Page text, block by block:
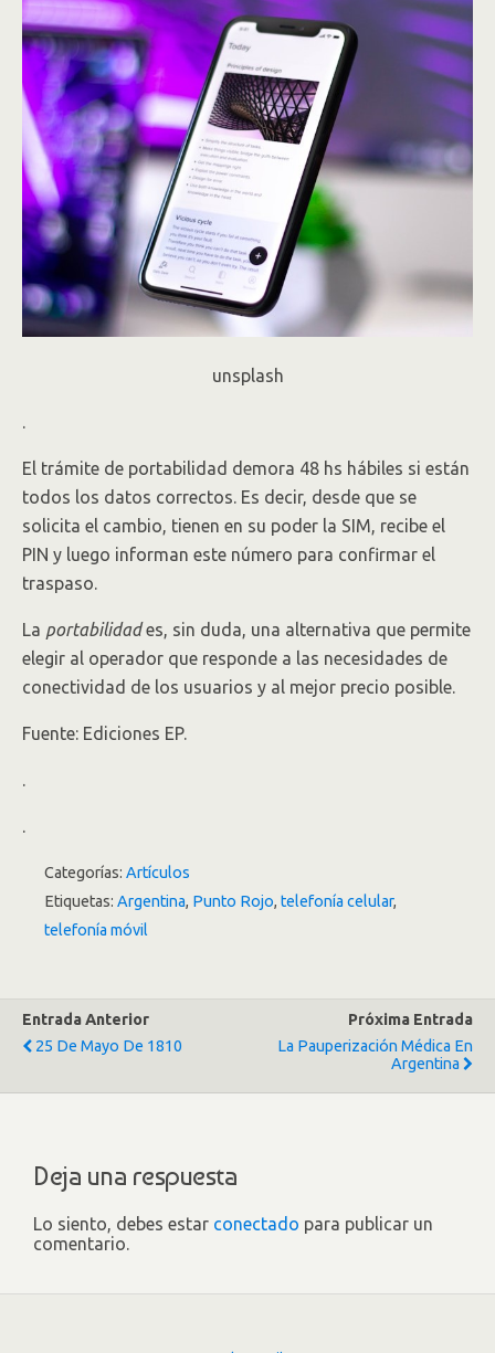
unsplash
.
El trámite de portabilidad demora 48 hs hábiles si están
todos los datos correctos. Es decir, desde que se
solicita el cambio, tienen en su poder la SIM, recibe el
PIN y luego informan este número para confirmar el
traspaso.
La portabilidades, sin duda, una alternativa que permite
elegir al operador que responde a las necesidades de
conectividad de los usuarios y al mejor precio posible.
Fuente: Ediciones EP.
.
.
Categorías: Artículos
Etiquetas: Argentina, Punto Rojo, telefonía celular,
telefonía móvil
Entrada Anterior
25 De Mayo De 1810
Próxima Entrada
La Pauperización Médica En
Argentina
Deja una respuesta
Lo siento, debes estar conectado para publicar un
comentario.